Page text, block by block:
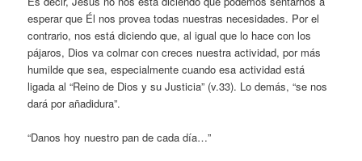
esperar que Él nos provea todas nuestras necesidades. Por el
contrario, nos está diciendo que, al igual que lo hace con los
pájaros, Dios va colmar con creces nuestra actividad, por más
humilde que sea, especialmente cuando esa actividad está
ligada al “Reino de Dios y su Justicia” (v.33). Lo demás, “se nos
dará por añadidura”.
“Danos hoy nuestro pan de cada día…”